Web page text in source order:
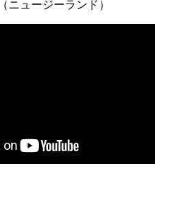
ニュージーランド）